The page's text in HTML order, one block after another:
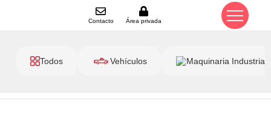
Contacto Área privada
Todos Vehículos Maquinaria Industrial